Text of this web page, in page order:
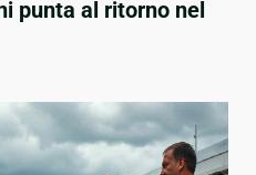
punta al ritorno nel